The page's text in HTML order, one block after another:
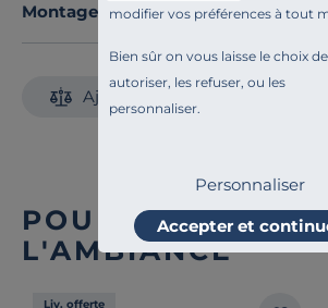
modifier vos préférences à tout
Bien sûr on vous laisse le choix
autoriser, les refuser, ou les
personnaliser.
Personnaliser
Accepter et
Montage et conseils d'entretien
Ajouter au comparateur
POUR
L'AMBIANCE
Liv. offerte